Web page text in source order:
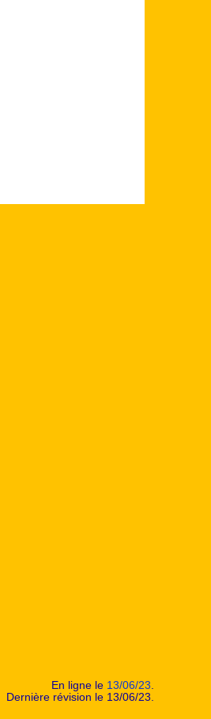
En ligne le 13/06/23
Dernière révision le 13/06/23.